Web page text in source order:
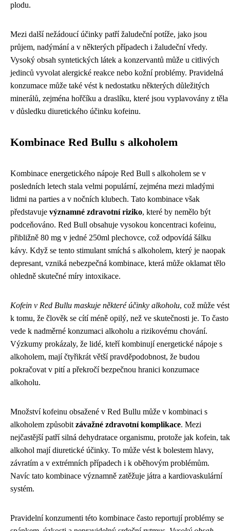
plodu.
Mezi další nežádoucí účinky patří žaludeční potíže, jako jsou
průjem, nadýmání a v některých případech i žaludeční vředy.
Vysoký obsah syntetických látek a konzervantů může u citlivých
jedinců vyvolat alergické reakce nebo kožní problémy. Pravidelná
konzumace může také vést k nedostatku některých důležitých
minerálů, zejména hořčíku a draslíku, které jsou vyplavovány z těla
v důsledku diuretického účinku kofeinu.
Kombinace Red Bullu s alkoholem
Kombinace energetického nápoje Red Bull s alkoholem se v
posledních letech stala velmi populární, zejména mezi mladými
lidmi na parties a v nočních klubech. Tato kombinace však
představuje významné zdravotní riziko, které by nemělo být
podceňováno. Red Bull obsahuje vysokou koncentraci kofeinu,
přibližně 80 mg v jedné 250ml plechovce, což odpovídá šálku
kávy. Když se tento stimulant smíchá s alkoholem, který je naopak
depresant, vzniká nebezpečná kombinace, která může oklamat tělo
ohledně skutečné míry intoxikace.
Kofein v Red Bullu maskuje některé účinky alkoholu, což může vést
k tomu, že člověk se cítí méně opilý, než ve skutečnosti je. To často
vede k nadměrné konzumaci alkoholu a rizikovému chování.
Výzkumy prokázaly, že lidé, kteří kombinují energetické nápoje s
alkoholem, mají čtyřikrát větší pravděpodobnost, že budou
pokračovat v pití a překročí bezpečnou hranici konzumace
alkoholu.
Množství kofeinu obsažené v Red Bullu může v kombinaci s
alkoholem způsobit závažné zdravotní komplikace. Mezi
nejčastější patří silná dehydratace organismu, protože jak kofein, tak
alkohol mají diuretické účinky. To může vést k bolestem hlavy,
závratím a v extrémních případech i k oběhovým problémům.
Navíc tato kombinace významně zatěžuje játra a kardiovaskulární
systém.
Pravidelní konzumenti této kombinace často reportují problémy se